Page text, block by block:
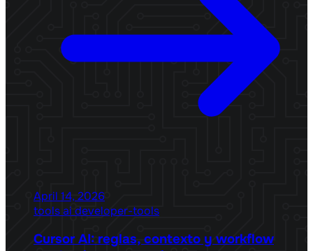
April 14, 2026
toolsai developer-tools
Cursor AI: reglas, contexto y workflow